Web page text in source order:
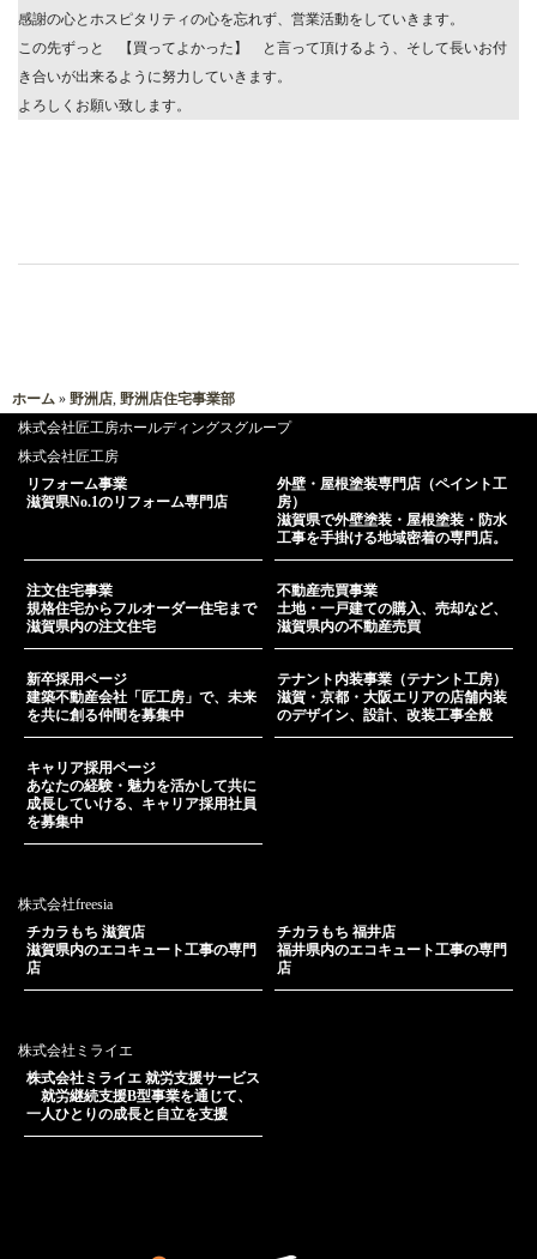
感謝の心とホスピタリティの心を忘れず、営業活動をしていきます。
この先ずっと 【買ってよかった】 と言って頂けるよう、そして長いお付
き合いが出来るように努力していきます。
よろしくお願い致します。
ホーム » 野洲店, 野洲店住宅事業部
株式会社匠工房ホールディングスグループ
株式会社匠工房
リフォーム事業
滋賀県No.1のリフォーム専門店
外壁・屋根塗装専門店（ペイント工
房）
滋賀県で外壁塗装・屋根塗装・防水
工事を手掛ける地域密着の専門店。
注文住宅事業
規格住宅からフルオーダー住宅まで
滋賀県内の注文住宅
不動産売買事業
土地・一戸建ての購入、売却など、
滋賀県内の不動産売買
新卒採用ページ
建築不動産会社「匠工房」で、未来
を共に創る仲間を募集中
テナント内装事業（テナント工房）
滋賀・京都・大阪エリアの店舗内装
のデザイン、設計、改装工事全般
キャリア採用ページ
あなたの経験・魅力を活かして共に
成長していける、キャリア採用社員
を募集中
株式会社freesia
チカラもち 滋賀店
滋賀県内のエコキュート工事の専門
店
チカラもち 福井店
福井県内のエコキュート工事の専門
店
株式会社ミライエ
株式会社ミライエ 就労支援サービス
就労継続支援B型事業を通じて、
一人ひとりの成長と自立を支援